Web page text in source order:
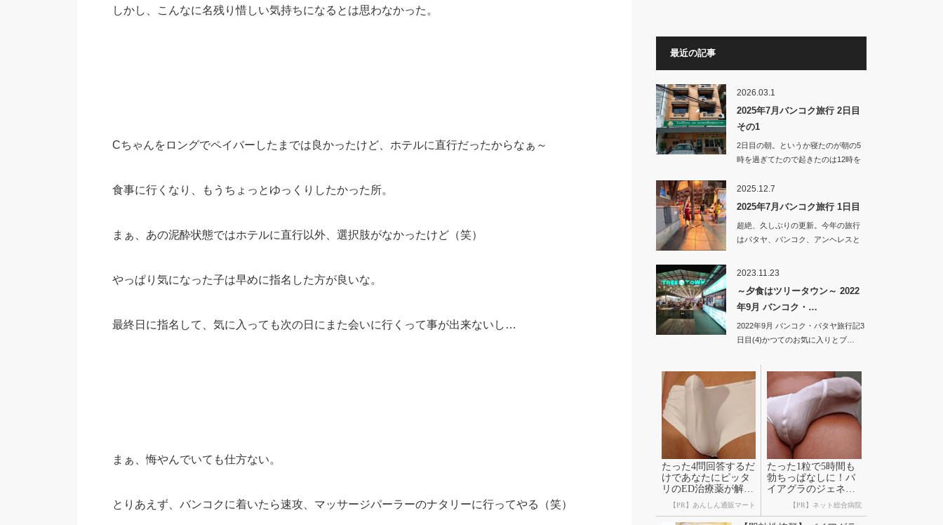
しかし、こんなに名残り惜しい気持ちになるとは思わなかった。
Cちゃんをロングでペイバーしたまでは良かったけど、ホテルに直行だったからなぁ～
食事に行くなり、もうちょっとゆっくりしたかった所。
まぁ、あの泥酔状態ではホテルに直行以外、選択肢がなかったけど（笑）
やっぱり気になった子は早めに指名した方が良いな。
最終日に指名して、気に入っても次の日にまた会いに行くって事が出来ないし…
まぁ、悔やんでいても仕方ない。
とりあえず、バンコクに着いたら速攻、マッサージパーラーのナタリーに行ってやる（笑）
最近の記事
2026.03.1
2025年7月バンコク旅行 2日目
その1
2日目の朝。というか寝たのが朝の5
時を過ぎてたので起きたのは12時を
2025.12.7
2025年7月バンコク旅行 1日目
超絶、久しぶりの更新。今年の旅行
はパタヤ、バンコク、アンヘレスと
2023.11.23
～夕食はツリータウン～ 2022
年9月 バンコク・…
2022年9月 バンコク・パタヤ旅行記3
日目(4)かつてのお気に入りとブ…